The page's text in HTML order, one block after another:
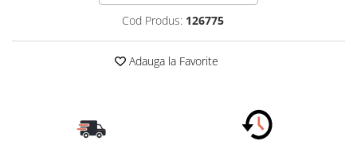
Tavite Portbagaj Dedicate
Accesorii Electronice Auto
Cod Produs: 126775
Adauga la Favorite